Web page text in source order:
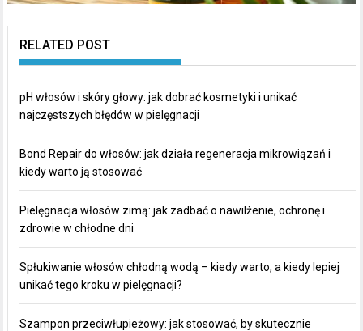
RELATED POST
pH włosów i skóry głowy: jak dobrać kosmetyki i unikać
najczęstszych błędów w pielęgnacji
Bond Repair do włosów: jak działa regeneracja mikrowiązań i
kiedy warto ją stosować
Pielęgnacja włosów zimą: jak zadbać o nawilżenie, ochronę i
zdrowie w chłodne dni
Spłukiwanie włosów chłodną wodą – kiedy warto, a kiedy lepiej
unikać tego kroku w pielęgnacji?
Szampon przeciwłupieżowy: jak stosować, by skutecznie